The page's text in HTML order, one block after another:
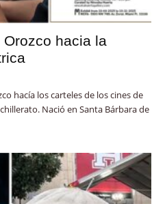
hacia la
hacía los carteles de los cines de
Nació en Santa Bárbara de